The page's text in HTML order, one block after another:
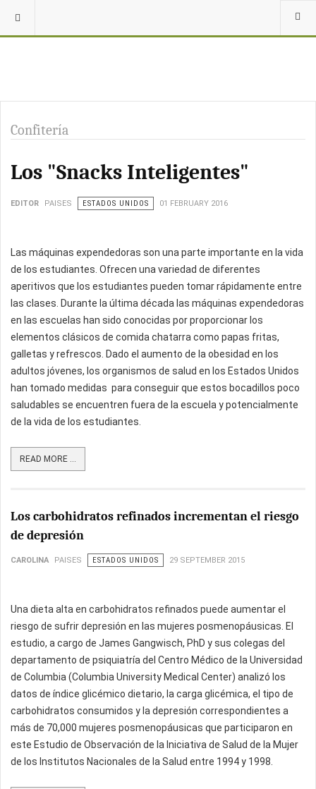
Confitería
Los "Snacks Inteligentes"
EDITOR PAISES ESTADOS UNIDOS 01 FEBRUARY 2016
Las máquinas expendedoras son una parte importante en la vida
de los estudiantes. Ofrecen una variedad de diferentes
aperitivos que los estudiantes pueden tomar rápidamente entre
las clases. Durante la última década las máquinas expendedoras
en las escuelas han sido conocidas por proporcionar los
elementos clásicos de comida chatarra como papas fritas,
galletas y refrescos. Dado el aumento de la obesidad en los
adultos jóvenes, los organismos de salud en los Estados Unidos
han tomado medidas para conseguir que estos bocadillos poco
saludables se encuentren fuera de la escuela y potencialmente
de la vida de los estudiantes.
READ MORE ...
Los carbohidratos refinados incrementan el riesgo
de depresión
CAROLINA PAISES ESTADOS UNIDOS 29 SEPTEMBER 2015
Una dieta alta en carbohidratos refinados puede aumentar el
riesgo de sufrir depresión en las mujeres posmenopáusicas. El
estudio, a cargo de James Gangwisch, PhD y sus colegas del
departamento de psiquiatría del Centro Médico de la Universidad
de Columbia (Columbia University Medical Center) analizó los
datos de índice glicémico dietario, la carga glicémica, el tipo de
carbohidratos consumidos y la depresión correspondientes a
más de 70,000 mujeres posmenopáusicas que participaron en
este Estudio de Observación de la Iniciativa de Salud de la Mujer
de los Institutos Nacionales de la Salud entre 1994 y 1998.